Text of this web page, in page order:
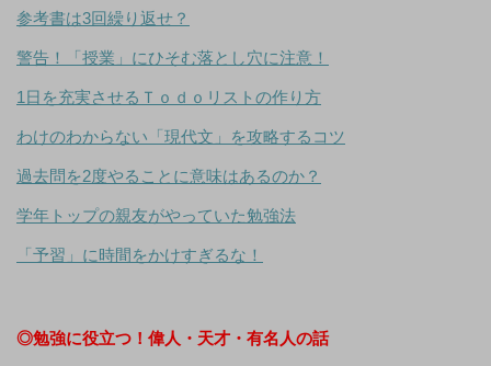
参考書は3回繰り返せ？
警告！「授業」にひそむ落とし穴に注意！
1日を充実させるＴｏｄｏリストの作り方
わけのわからない「現代文」を攻略するコツ
過去問を2度やることに意味はあるのか？
学年トップの親友がやっていた勉強法
「予習」に時間をかけすぎるな！
◎勉強に役立つ！偉人・天才・有名人の話